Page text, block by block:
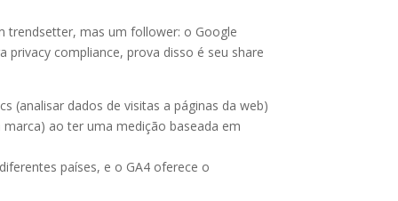
trendsetter, mas um follower: o Google
compliance, prova disso é seu share
(analisar dados de visitas a páginas da web)
ao ter uma medição baseada em
países, e o GA4 oferece o